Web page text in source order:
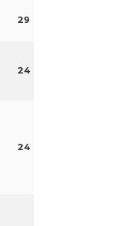
29
24
24